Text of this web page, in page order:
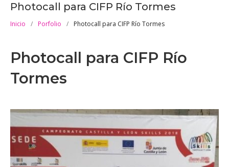
Photocall para CIFP Río Tormes
Inicio / Porfolio / Photocall para CIFP Río Tormes
Photocall para CIFP Río
Tormes